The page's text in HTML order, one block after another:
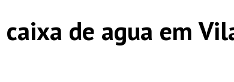
de agua em